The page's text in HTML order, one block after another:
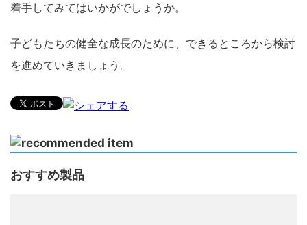
着手してみてはいかがでしょうか。
子どもたちの健全な成長のために、できるところから検討
を進めていきましょう。
おすすめ製品